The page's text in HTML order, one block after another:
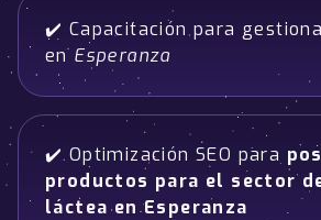
✔️ Capacitación para
en Esperanza
✔️ Optimización SEO para
productos para el sector
láctea en Esperanza